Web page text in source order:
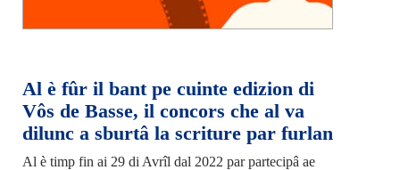
Al è fûr il bant pe cuinte edizion di
Vôs de Basse, il concors che al va
dilunc a sburtâ la scriture par furlan
Al è timp fin ai 29 di Avrîl dal 2022 par partecipâ ae